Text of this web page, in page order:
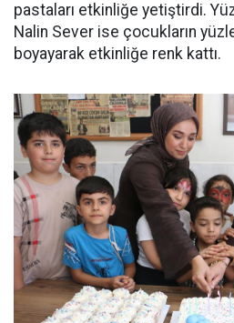
pastaları etkinliğe yetiştirdi.
Nalin Sever ise çocukların
boyayarak etkinliğe renk kattı.